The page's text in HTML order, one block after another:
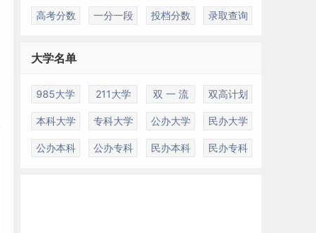
高考分数 一分一段 投档分数 录取查询
大学名单
985大学 211大学 双 一 流 双高计划
本科大学 专科大学 公办大学 民办大学
公办本科 公办专科 民办本科 民办专科